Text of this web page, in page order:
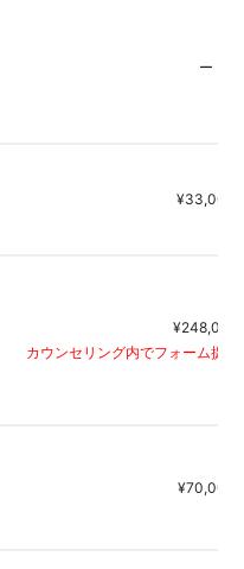
ー
¥33,000
¥248,000
カウンセリング内でフォーム提
¥70,000